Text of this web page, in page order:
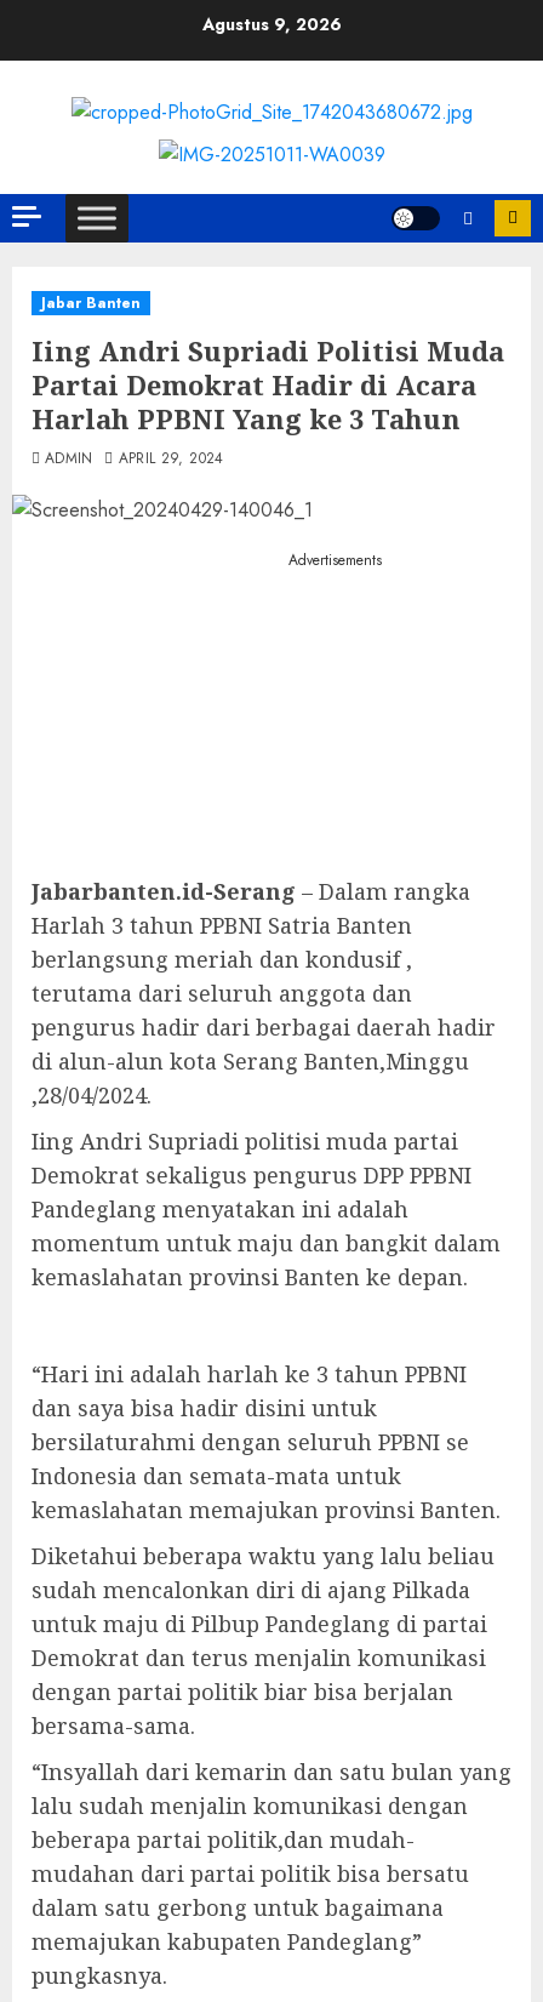
Agustus 9, 2026
Jabar Banten
Iing Andri Supriadi Politisi Muda
Partai Demokrat Hadir di Acara
Harlah PPBNI Yang ke 3 Tahun
ADMIN APRIL 29, 2024
Advertisements
Jabarbanten.id-Serang – Dalam rangka
Harlah 3 tahun PPBNI Satria Banten
berlangsung meriah dan kondusif ,
terutama dari seluruh anggota dan
pengurus hadir dari berbagai daerah hadir
di alun-alun kota Serang Banten,Minggu
,28/04/2024.
Iing Andri Supriadi politisi muda partai
Demokrat sekaligus pengurus DPP PPBNI
Pandeglang menyatakan ini adalah
momentum untuk maju dan bangkit dalam
kemaslahatan provinsi Banten ke depan.
“Hari ini adalah harlah ke 3 tahun PPBNI
dan saya bisa hadir disini untuk
bersilaturahmi dengan seluruh PPBNI se
Indonesia dan semata-mata untuk
kemaslahatan memajukan provinsi Banten.
Diketahui beberapa waktu yang lalu beliau
sudah mencalonkan diri di ajang Pilkada
untuk maju di Pilbup Pandeglang di partai
Demokrat dan terus menjalin komunikasi
dengan partai politik biar bisa berjalan
bersama-sama.
“Insyallah dari kemarin dan satu bulan yang
lalu sudah menjalin komunikasi dengan
beberapa partai politik,dan mudah-
mudahan dari partai politik bisa bersatu
dalam satu gerbong untuk bagaimana
memajukan kabupaten Pandeglang”
pungkasnya.